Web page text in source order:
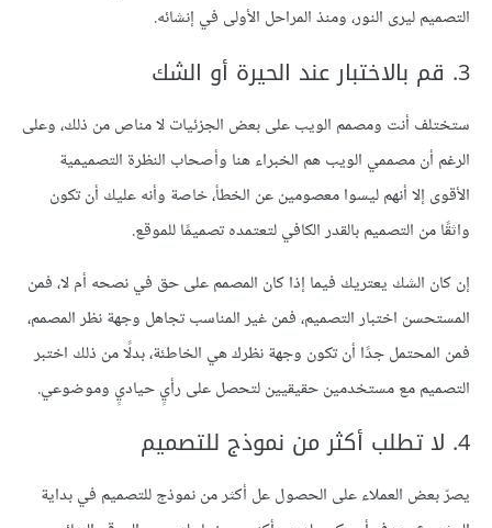
التصميم ليرى النور، ومنذ المراحل الأولى في إنشائه.
3. قم بالاختبار عند الحيرة أو الشك
ستختلف أنت ومصمم الويب على بعض الجزئيات لا مناص من ذلك، وعلى
الرغم أن مصممي الويب هم الخبراء هنا وأصحاب النظرة التصميمية
الأقوى إلا أنهم ليسوا معصومين عن الخطأ، خاصة وأنه عليك أن تكون
واثقًا من التصميم بالقدر الكافي لتعتمده تصميمًا للموقع.
إن كان الشك يعتريك فيما إذا كان المصمم على حق في نصحه أم لا، فمن
المستحسن اختبار التصميم، فمن غير المناسب تجاهل وجهة نظر المصمم،
فمن المحتمل جدًا أن تكون وجهة نظرك هي الخاطئة، بدلًا من ذلك اختبر
التصميم مع مستخدمين حقيقيين لتحصل على رأيٍ حياديٍ وموضوعي.
4. لا تطلب أكثر من نموذج للتصميم
يصرّ بعض العملاء على الحصول عل أكثر من نموذج للتصميم في بداية